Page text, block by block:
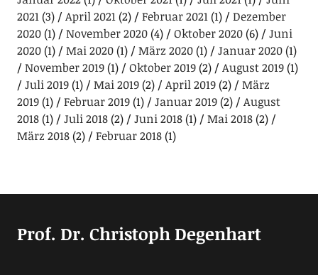
2021(3) April 2021(2) Februar 2021(1)
Dezember
2020(1) November 2020(4) Oktober 2020(6)
Juni
2020(1) Mai 2020(1) März 2020(1) Januar 2020(1)
November 2019(1) Oktober 2019(2) August 2019(1)
Juli 2019(1) Mai 2019(2) April 2019(2)
März
2019(1) Februar 2019(1) Januar 2019(2)
August
2018(1) Juli 2018(2) Juni 2018(1) Mai 2018(2)
März 2018(2) Februar 2018(1)
Prof. Dr. Christoph Degenhart